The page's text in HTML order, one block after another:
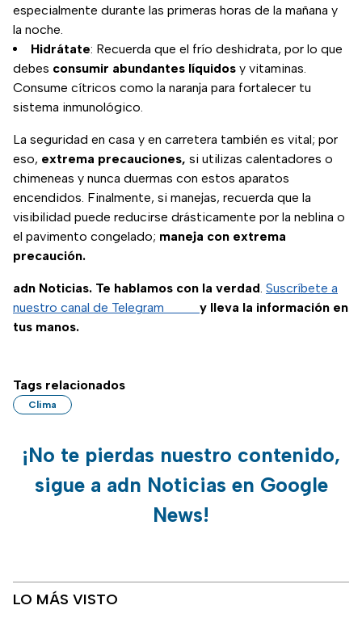
especialmente durante las primeras horas de la mañana y
la noche.
Hidrátate: Recuerda que el frío deshidrata, por lo que
debes consumir abundantes líquidos y vitaminas.
Consume cítricos como la naranja para fortalecer tu
sistema inmunológico.
La seguridad en casa y en carretera también es vital; por
eso, extrema precauciones, si utilizas calentadores o
chimeneas y nunca duermas con estos aparatos
encendidos. Finalmente, si manejas, recuerda que la
visibilidad puede reducirse drásticamente por la neblina o
el pavimento congelado; maneja con extrema
precaución.
adn Noticias. Te hablamos con la verdad. Suscríbete a
nuestro canal de Telegram y lleva la información en
tus manos.
Tags relacionados
Clima
¡No te pierdas nuestro contenido,
sigue a adn Noticias en Google
News!
LO MÁS VISTO